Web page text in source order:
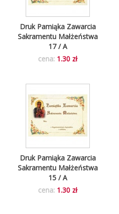
Druk Pamiąka Zawarcia
Sakramentu Małżeństwa
17 / A
cena: 1.30 zł
Druk Pamiąka Zawarcia
Sakramentu Małżeństwa
15 / A
cena: 1.30 zł